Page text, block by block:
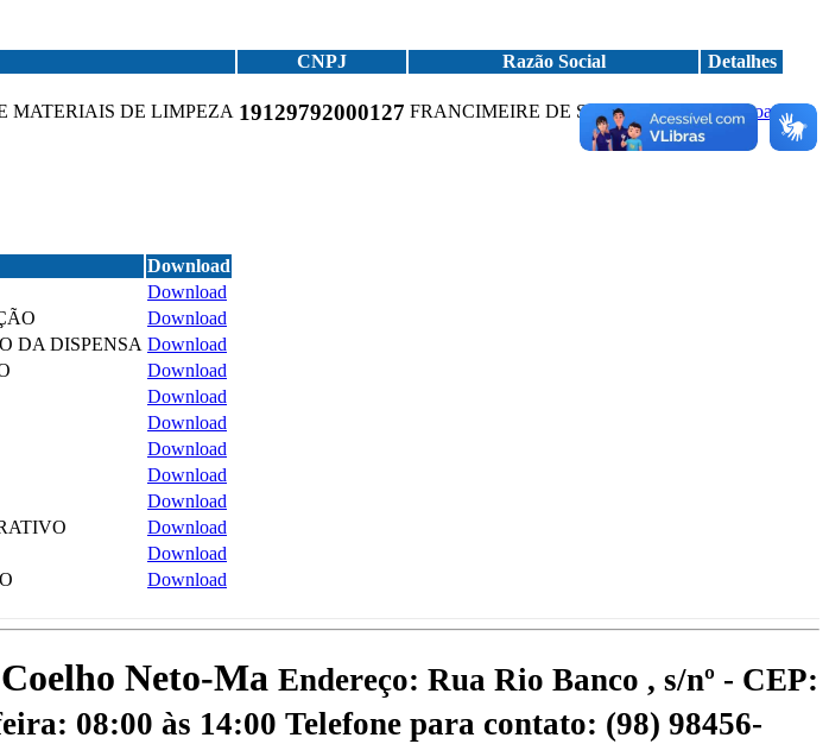
CNPJ Razão Social Detalhes
MATERIAIS DE LIMPEZA 19129792000127 FRANCIMEIRE DE SOUSA SILVA Download
Download
Download
Download
DA DISPENSA Download
Download
Download
Download
Download
Download
Download
Download
Download
Download
Neto-Ma Endereço: Rua Rio Banco , s/nº - CEP:
08:00 às 14:00 Telefone para contato: (98) 98456-